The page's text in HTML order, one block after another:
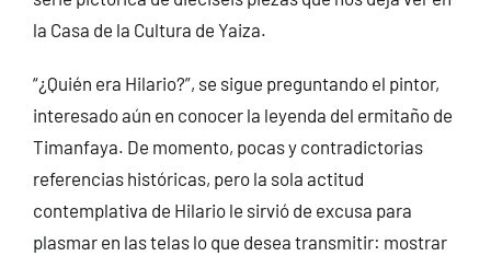
la Casa de la Cultura de Yaiza.
“¿Quién era Hilario?”, se sigue preguntando el pintor,
interesado aún en conocer la leyenda del ermitaño de
Timanfaya. De momento, pocas y contradictorias
referencias históricas, pero la sola actitud
contemplativa de Hilario le sirvió de excusa para
plasmar en las telas lo que desea transmitir: mostrar